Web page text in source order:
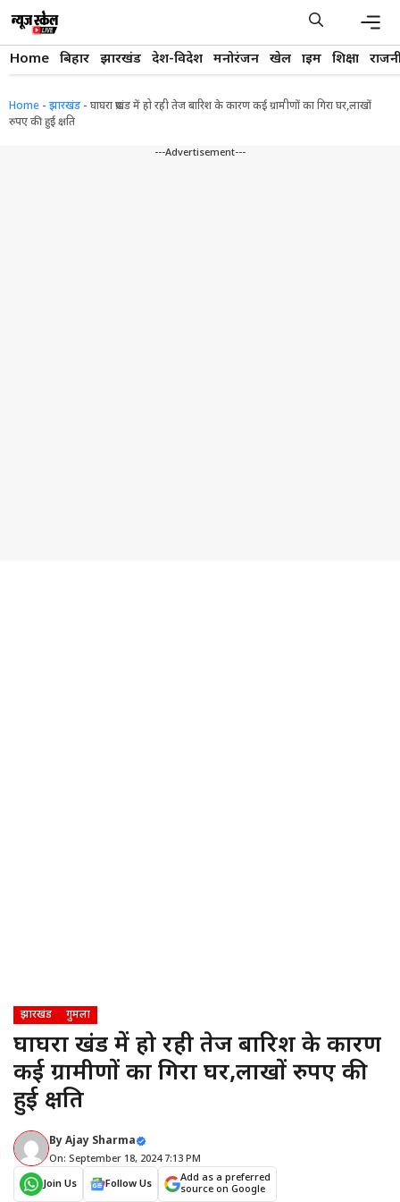
content
Home बिहार झारखंड देश-विदेश मनोरंजन खेल क्राइम शिक्षा
Home - झारखंड - घाघरा प्रखंड में हो रही तेज बारिश के कारण कई ग्रामीणों का गिरा घर,लाखों
रुपए की हुई क्षति
---Advertisement---
झारखंड गुमला
घाघरा प्रखंड में हो रही तेज बारिश के कारण
कई ग्रामीणों का गिरा घर,लाखों रुपए की
हुई क्षति
ByAjay Sharma
On: September 18, 2024 7:13 PM
Join Us
Follow Us
Add as a preferred
source on Google